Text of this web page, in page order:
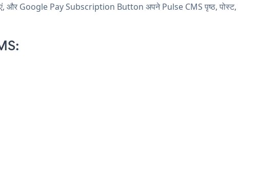
और Google Pay Subscription Button अपने Pulse CMS पृष्ठ, पोस्ट,